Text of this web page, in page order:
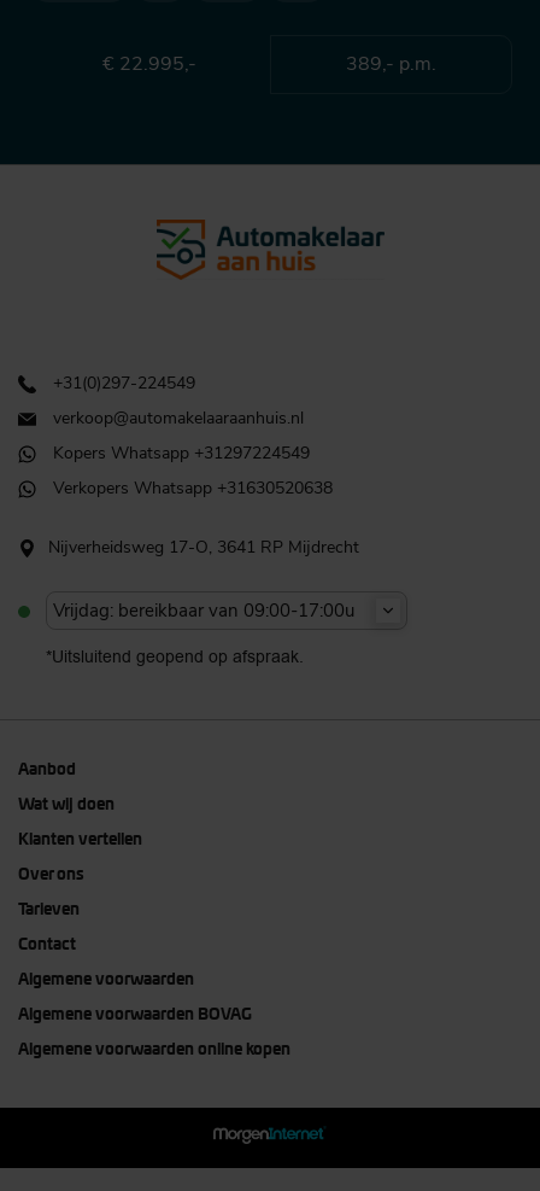
€ 22.995,- 389,- p.m.
+31(0)297-224549
verkoop@automakelaaraanhuis.nl
Kopers Whatsapp +31297224549
Verkopers Whatsapp +31630520638
Nijverheidsweg 17-O, 3641 RP Mijdrecht
Vrijdag: bereikbaar van 09:00-17:00u
*Uitsluitend geopend op afspraak.
Aanbod
Wat wij doen
Klanten vertellen
Over ons
Tarieven
Contact
Algemene voorwaarden
Algemene voorwaarden BOVAG
Algemene voorwaarden online kopen